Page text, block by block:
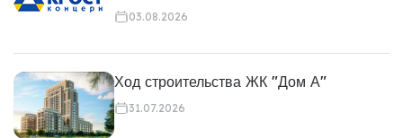
03.08.2026
Ход строительства ЖК "Дом А"
31.07.2026